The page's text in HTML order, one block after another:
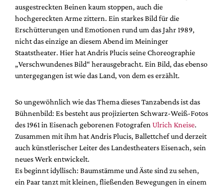
Podcast
Service
Shop / Abo
Newsletter
Redaktion
Partner
Mediadaten
Suche
ausgestreckten Beinen kaum stoppen, auch die
hochgereckten Arme zittern. Ein starkes Bild für die
Erschütterungen und Emotionen rund um das Jahr 1989,
nicht das einzige an diesem Abend im Meininger
Staatstheater. Hier hat Andris Plucis seine Choreographie
„Verschwundenes Bild“ herausgebracht. Ein Bild, das ebenso
untergegangen ist wie das Land, von dem es erzählt.
So ungewöhnlich wie das Thema dieses Tanzabends ist das
Bühnenbild: Es besteht aus projizierten Schwarz-Weiß-Fotos
des 1961 in Eisenach geborenen Fotografen Ulrich Kneise.
Zusammen mit ihm hat Andris Plucis, Ballettchef und derzeit
auch künstlerischer Leiter des Landestheaters Eisenach, sein
neues Werk entwickelt.
Es beginnt idyllisch: Baumstämme und Äste sind zu sehen,
ein Paar tanzt mit kleinen, fließenden Bewegungen in einem